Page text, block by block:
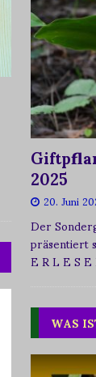
2025
20. Juni
Der
präsentiert
E R L E S
WAS